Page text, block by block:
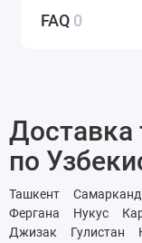
FAQ 0
Доставка
по
Ташкент Самарканд
Фергана
Нукус
Джизак
Гулистан